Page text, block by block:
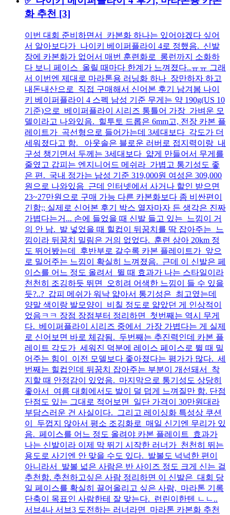
화 추천 [3]
이번 대회 준비하면서 카본화 하나는 있어야겠다 싶어
서 알아보다가 나이키 베이퍼플라이 4로 정했음. 신발
장에 카본화가 없어서 매번 훈련화로 롱런까지 소화하
다 보니 페이스 올릴 때마다 한계가 느껴졌다..ㅠㅠ 그래
서 이번엔 제대로 마라톤용 러닝화 하나 장만하자 하고
내돈내산으로 직접 구매해서 신어본 후기 남겨봄 나이
키 베이퍼플라이 4 스펙 남성 기준 무게는 약 190g(US 10
기준)으로 베이퍼플라이 시리즈 통틀어 가장 가벼운 모
델이라고 나와있음. 힐투토 드롭은 6mm고, 전장 카본 플
레이트가 곡선형으로 들어가는데 3세대보다 각도가 더
세워졌다고 함. 아웃솔은 블로운 러버로 접지력이랑 내
구성 챙기면서 두께는 3세대보다 얇게 만들어서 무게를
줄였고 갑피는 엔지니어드 메쉬라 가볍고 통기성도 좋
은 편. 국내 정가는 남성 기준 319,000원 여성은 309,000
원으로 나와있음 근데 인터넷에서 사거나 할인 받으면
23~27만원으로 구매 가능 다른 카본화보다 좀 비싼편이
긴함;; 실제로 신어본 후기 박스 열자마자 든 생각은 진짜
가볍다는거... 손에 들었을 때 신발 들고 있는 느낌이 거
의 안 남. 발 넣었을 때 힐컵이 뒤꿈치를 딱 잡아주는 느
낌이라 뒤꿈치 밀림은 거의 없었다. 훈련 삼아 20km 정
도 뛰어봤는데 후반부로 갈수록 카본 플레이트가 앞으
로 밀어주는 느낌이 확실히 느껴졌음. 근데 이 신발은 페
이스를 어느 정도 올려서 뛸 때 효과가 나는 스타일이라
천천히 조깅하듯 뛰면 오히려 어색한 느낌이 들 수 있을
듯?..? 갑피 메쉬가 워낙 얇아서 통기성은 최고였는데
양말 색이랑 발모양이 비칠 정도로 얇았던 게 인상적이
었음ㅋㅋ 장점 장점부터 정리하면 첫번째는 역시 무게
다. 베이퍼플라이 시리즈 중에서 가장 가볍다는 게 실제
로 신어보면 바로 체감됨. 두번째는 추진력인데 카본 플
레이트 각도가 세워진 덕분에 레이스 페이스로 뛸 때 밀
어주는 힘이 이전 모델보다 좋아졌다는 평가가 많다. 세
번째는 힐컵인데 뒤꿈치 잡아주는 부분이 개선돼서 착
지할 때 안정감이 있었음. 마지막으로 통기성도 상당히
좋아서 여름 대회에서도 발이 덜 덥게 느껴질만 함. 단점
단점도 있는 그대로 적어보면 일단 가격이 30만원대라
부담스러운 건 사실이다. 그리고 레이싱화 특성상 쿠션
이 두껍지 않아서 평소 조깅화로 매일 신기엔 무리가 있
음. 페이스를 어느 정도 올려야 카본 플레이트 효과가
나는 신발이라 이제 막 뛰기 시작한 러너가 천천히 뛰는
용도로 사기엔 안 맞을 수도 있다. 발볼도 넉넉한 편이
아니라서 발볼 넓은 사람은 반 사이즈 정도 크게 신는 걸
추천함. 추천하고싶은 사람 정리하면 이 신발은 대회 당
일 페이스를 확실히 끌어올리고 싶은 사람, 마라톤 기록
단축이 목표인 사람한테 잘 맞는다. 런린이한텐 ㄴㄴ..
서브4나 서브3 도전하는 러너라면 마라톤 카본화 추천